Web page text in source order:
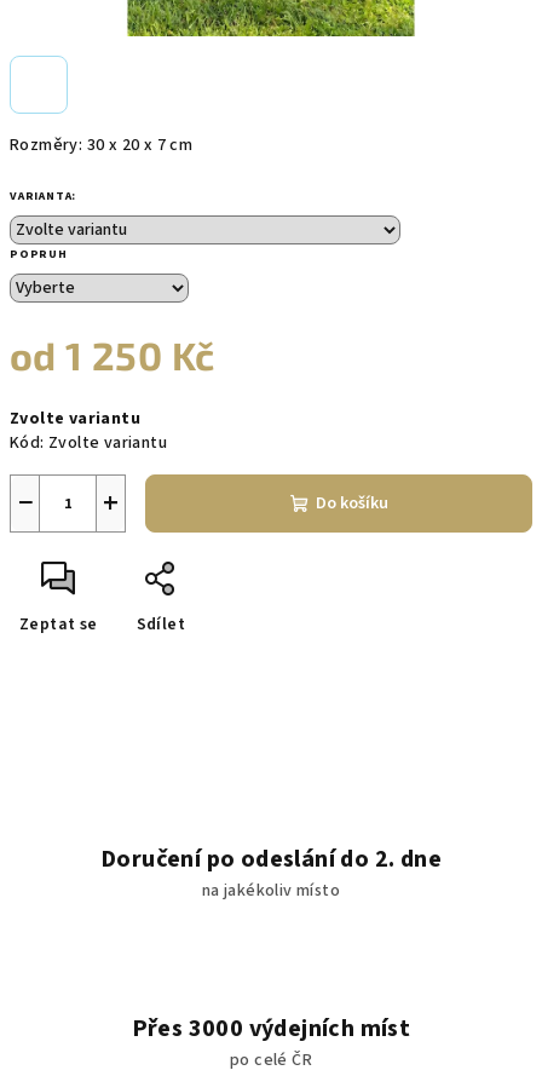
Rozměry: 30 x 20 x 7 cm
VARIANTA:
POPRUH
od1 250 Kč
cena:
Zvolte variantu
Kód: Zvolte variantu
+
− Do košíku
Zeptat se Sdílet
Doručení po odeslání do 2. dne
na jakékoliv místo
Přes 3000 výdejních míst
po celé ČR